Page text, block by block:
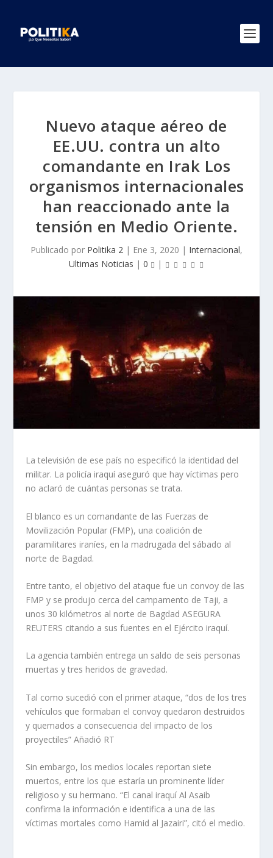
Nuevo ataque aéreo de
EE.UU. contra un alto
comandante en Irak Los
organismos internacionales
han reaccionado ante la
tensión en Medio Oriente.
Publicado por Politika 2 | Ene 3, 2020 | Internacional,
Ultimas Noticias | 0 |
La televisión de ese país no especificó la identidad del
militar. La policía iraquí aseguró que hay víctimas pero
no aclaró de cuántas personas se trata.
El blanco es un comandante de las Fuerzas de
Movilización Popular (FMP), una coalición de
paramilitares iraníes, en la madrugada del sábado al
norte de Bagdad.
Entre tanto, el objetivo del ataque fue un convoy de las
FMP y se produjo cerca del campamento de Taji, a
unos 30 kilómetros al norte de Bagdad ASEGURA
REUTERS citando a sus fuentes en el Ejército iraquí.
La agencia también entrega un saldo de seis personas
muertas y tres heridos de gravedad.
Tal como sucedió con el primer ataque, “dos de los tres
vehículos que formaban el convoy quedaron destruidos
y quemados a consecuencia del impacto de los
proyectiles” Añadió RT
Sin embargo, los medios locales reportan siete
muertos, entre los que estaría un prominente líder
religioso y su hermano. “El canal iraquí Al Asaib
confirma la información e identifica a una de las
víctimas mortales como Hamid al Jazairi”, citó el medio.